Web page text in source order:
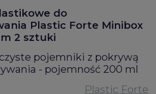
do
Plastic Forte Minibox
2 sztuki
pojemniki z pokrywą
- pojemność 200 ml